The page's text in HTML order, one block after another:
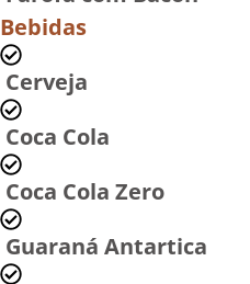
Bebidas
Cerveja
Coca Cola
Coca Cola Zero
Guaraná Antartica